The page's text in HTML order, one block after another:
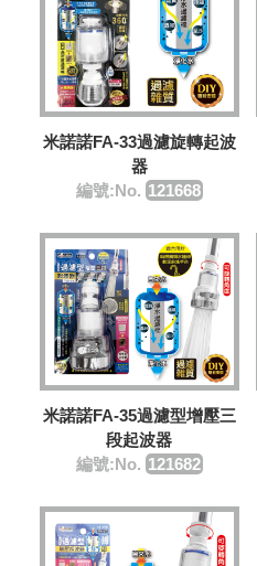
米諾諾FA-33過濾旋轉起波
器
編號:No. 121668
米諾諾FA-35過濾型增壓三
段起波器
編號:No. 121682